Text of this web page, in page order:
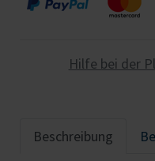
Hilfe bei der
Beschreibung